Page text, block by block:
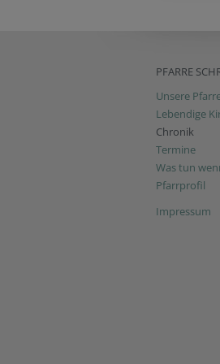
PFARRE
Unsere
Lebendige
Chronik
Termine
Was tun
Pfarrprofil
Impressum